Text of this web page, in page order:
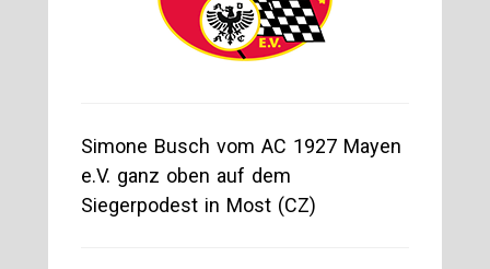
Simone Busch vom AC 1927 Mayen
e.V. ganz oben auf dem
Siegerpodest in Most (CZ)